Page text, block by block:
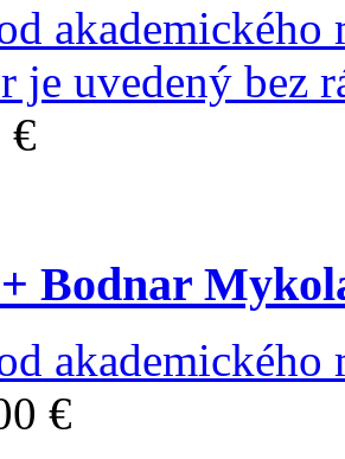
je uvedený bez
€
+ Bodnar
€